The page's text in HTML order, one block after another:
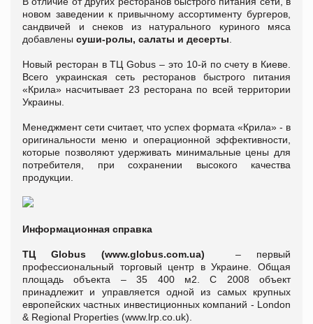
новом заведении к привычному ассортименту бургеров,
сандвичей и снеков из натурального куриного мяса
добавлены суши-ролы, салаты и десерты
Новый ресторан в ТЦ Gobus – это 10-й по счету в Киеве.
Всего украинская сеть ресторанов быстрого питания
«Крила» насчитывает 23 ресторана по всей территории
Украины.
Менеджмент сети считает, что успех формата «Крила» - в
оригинальности меню и операционной эффективности,
которые позволяют удерживать минимальные цены для
потребителя, при сохранении высокого качества
продукции.
Информационная справка
ТЦ Globus (www.globus.com.ua) – первый
профессиональный торговый центр в Украине. Общая
площадь объекта – 35 400 м2. С 2008 объект
принадлежит и управляется одной из самых крупных
европейских частных инвестиционных компаний - London
& Regional Properties (www.lrp.co.uk).